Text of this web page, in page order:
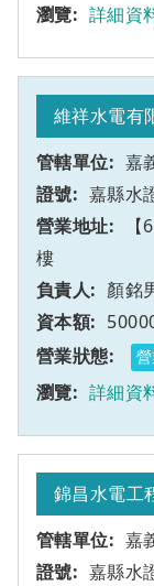
詳細資
維祥水電有
嘉
嘉縣水
樓
顏銘
詳細資
錦昌水電工
嘉
嘉縣水